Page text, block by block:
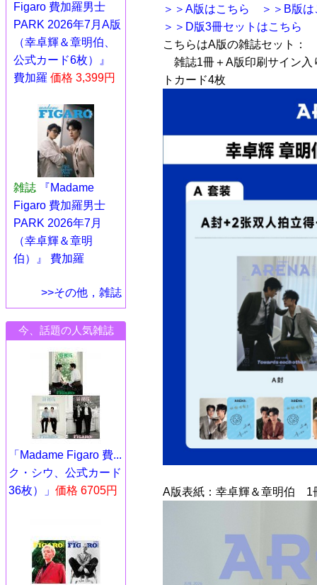
Figaro 費加羅男士
PARK 2026年7月A版
（幸卓輝＆章明伯、
公式カード6枚）』
費加羅 価格 3,399円
雑誌
『Madame
Figaro 費加羅男士
PARK 2026年7月
（幸卓輝＆章明
伯）』 費加羅
>>その他，雑誌
今、話題の人気雑誌
「Madame Figaro 費...
ク・シウ、公式カード
36枚）」 価格 6705円
＞＞A版はこちら
＞＞B版
＞＞D版3冊セットはこちら
こちらはA版の雑誌セット：
雑誌1冊＋A版印刷サイン入
トカード4枚
A版表紙：幸卓輝＆章明伯 1